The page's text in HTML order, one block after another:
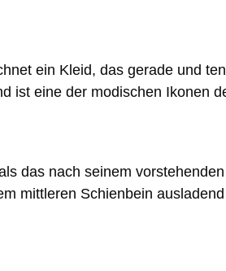
ein Kleid, das gerade und
ist eine der modischen Ikonen
das nach seinem
mittleren Schienbein